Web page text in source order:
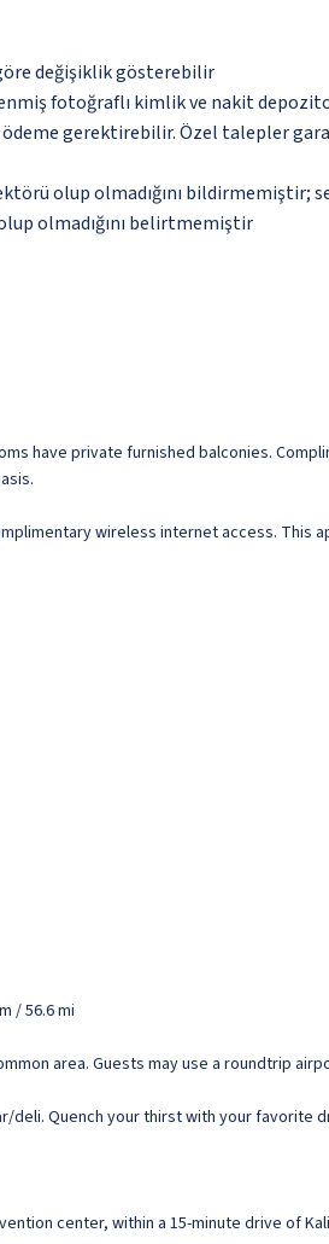
değişiklik gösterebilir
fotoğraflı kimlik ve nakit
ödeme gerektirebilir. Özel talepler
olup olmadığını bildirmemiştir;
olmadığını belirtmemiştir
have private furnished balconies.
wireless internet access.
/ 56.6 mi
area. Guests may use a roundtrip
Quench your thirst with your favorite
center, within a 15-minute drive of